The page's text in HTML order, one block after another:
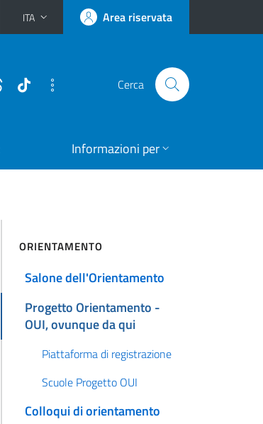
ITA Area riservata
Cerca
Informazioni per
ORIENTAMENTO
Salone dell'Orientamento
Progetto Orientamento -
OUI, ovunque da qui
Piattaforma di registrazione
Scuole Progetto OUI
Colloqui di orientamento